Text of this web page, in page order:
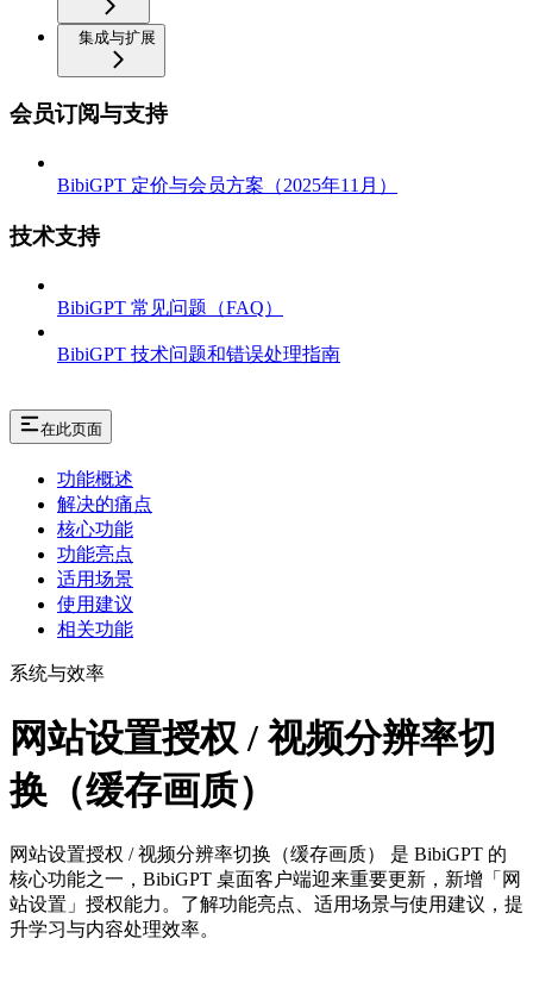
集成与扩展
会员订阅与支持
BibiGPT 定价与会员方案（2025年11月）
技术支持
BibiGPT 常见问题（FAQ）
BibiGPT 技术问题和错误处理指南
在此页面
功能概述
解决的痛点
核心功能
功能亮点
适用场景
使用建议
相关功能
系统与效率
网站设置授权 / 视频分辨率切
换（缓存画质）
网站设置授权 / 视频分辨率切换（缓存画质） 是 BibiGPT 的
核心功能之一，BibiGPT 桌面客户端迎来重要更新，新增「网
站设置」授权能力。了解功能亮点、适用场景与使用建议，提
升学习与内容处理效率。